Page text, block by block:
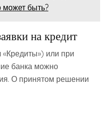
может быть?
на кредит
или при
банка можно
О принятом решении